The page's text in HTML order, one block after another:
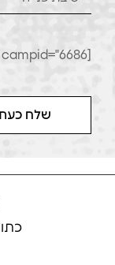
שלח